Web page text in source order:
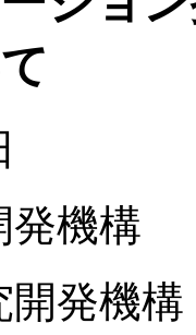
発機構
発機構